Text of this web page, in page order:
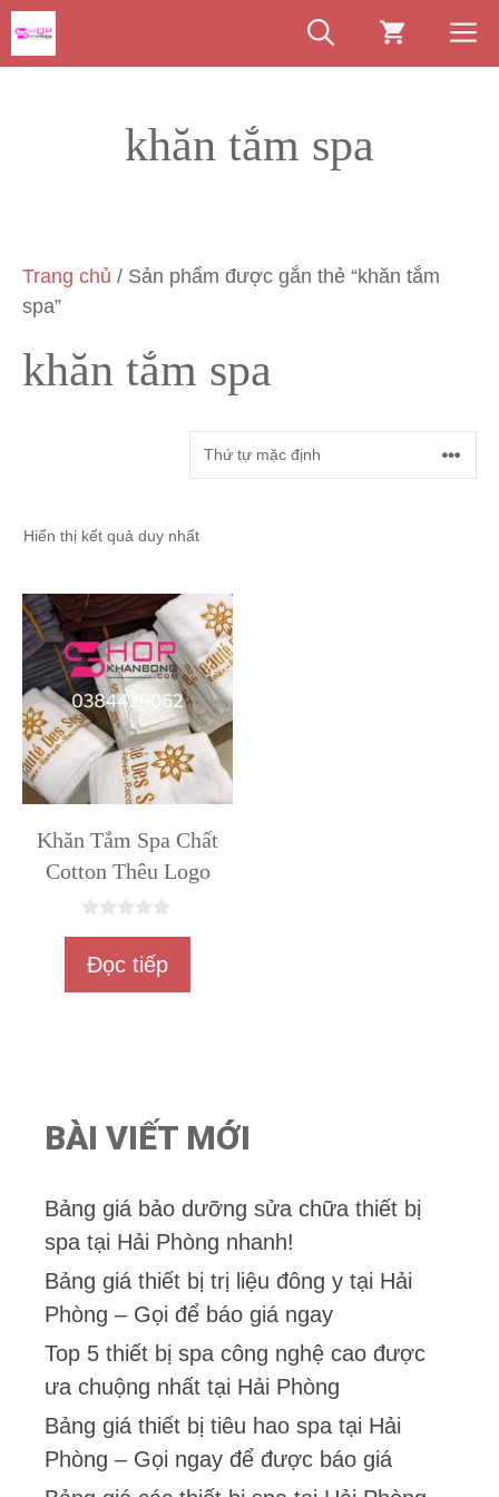
Chuyển
đến
nội
khăn tắm spa
Trang chủ / Sản phẩm được gắn thẻ “khăn tắm
spa”
khăn tắm spa
Hiển thị kết quả duy nhất
Khăn Tắm Spa Chất
Cotton Thêu Logo
gĐọc tiếp
BÀI VIẾT MỚI
Bảng giá bảo dưỡng sửa chữa thiết bị
spa tại Hải Phòng nhanh!
Bảng giá thiết bị trị liệu đông y tại Hải
Phòng – Gọi để báo giá ngay
Top 5 thiết bị spa công nghệ cao được
ưa chuộng nhất tại Hải Phòng
Bảng giá thiết bị tiêu hao spa tại Hải
Phòng – Gọi ngay để được báo giá